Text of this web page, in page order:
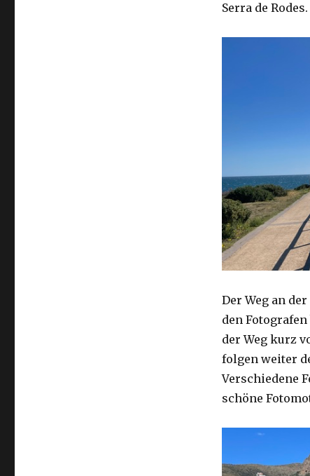
Serra de Rodes.
Der Weg an
den
der Weg kurz
folgen weiter
Verschiedene
schöne